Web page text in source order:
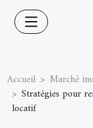
Accueil
Marché
Stratégies pour
locatif